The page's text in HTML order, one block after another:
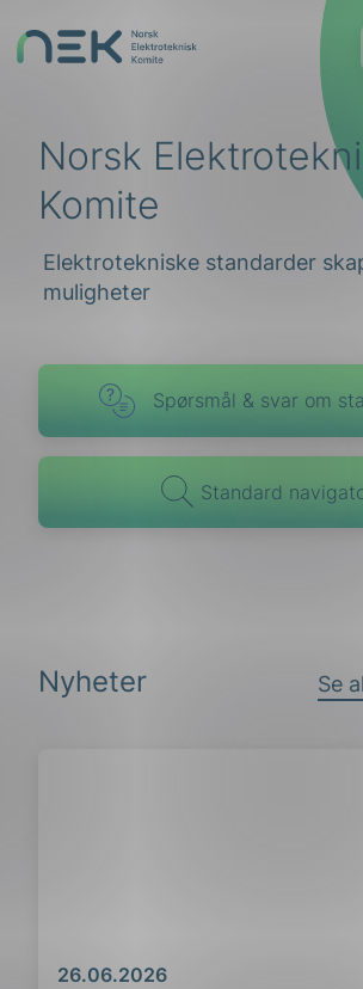
NEK
Norsk
Komite
Elektrotekniske standarder
muligheter
Spørsmål & svar om
Standard
Nyheter Se
Dato
26.06.2026